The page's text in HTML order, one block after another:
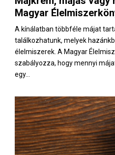
N
U
Magyar
A kínálatban többféle májat
találkozhatunk, melyek
élelmiszerek. A Magyar
szabályozza, hogy mennyi
egy...